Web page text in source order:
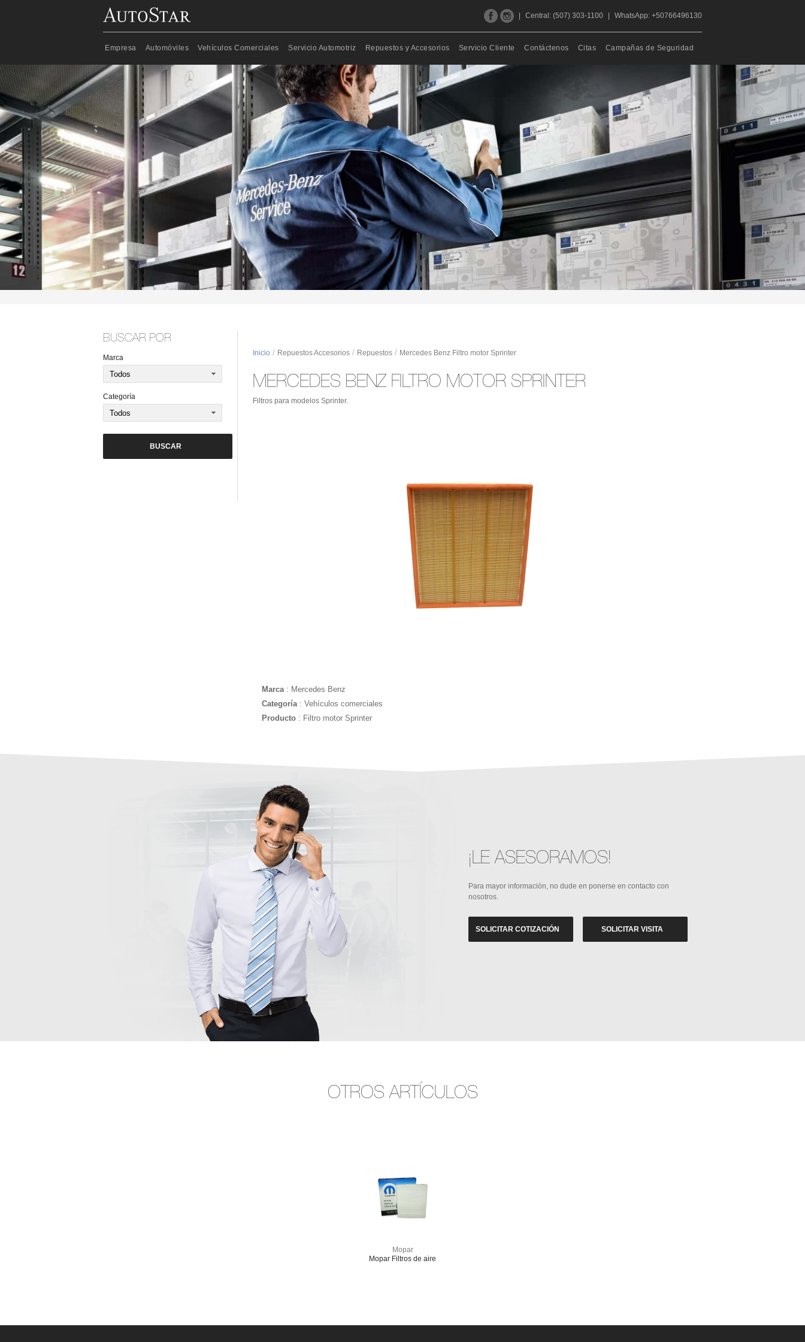
Mercedes Benz Filtro motor Sprinter Central: (507) 303-1100 WhatsApp: +50766496130
Empresa Automóviles Vehículos Comerciales Servicio Automotriz Repuestos y Accesorios Servicio Cliente Contáctenos Citas Campañas de Seguridad
Inicio / Repuestos Accesorios / Repuestos / Mercedes Benz Filtro motor Sprinter
BUSCAR POR
Marca
Categoría
BUSCAR
MERCEDES BENZ FILTRO MOTOR SPRINTER
Filtros para modelos Sprinter.
Marca : Mercedes Benz
Categoría : Vehículos comerciales
Producto : Filtro motor Sprinter
¡LE ASESORAMOS!
Para mayor información, no dude en ponerse en contacto con
nosotros.
SOLICITAR COTIZACIÓN SOLICITAR VISITA
OTROS ARTÍCULOS
Mopar
Mopar Filtros de aire